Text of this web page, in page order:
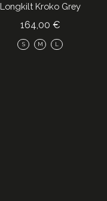
Longkilt Kroko Grey
164,00 €
S M L